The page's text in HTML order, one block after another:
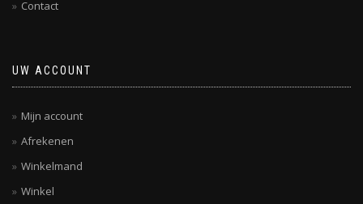
Contact
UW ACCOUNT
Mijn account
Afrekenen
Winkelmand
Winkel